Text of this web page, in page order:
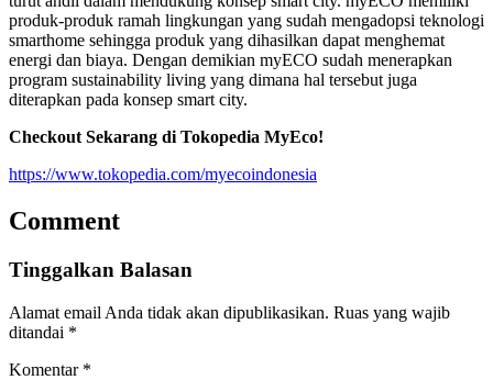
produk-produk ramah lingkungan yang sudah mengadopsi teknologi
smarthome sehingga produk yang dihasilkan dapat menghemat
energi dan biaya. Dengan demikian myECO sudah menerapkan
program sustainability living yang dimana hal tersebut juga
diterapkan pada konsep smart city.
Checkout Sekarang di Tokopedia MyEco!
https://www.tokopedia.com/myecoindonesia
Comment
Tinggalkan Balasan
Alamat email Anda tidak akan dipublikasikan. Ruas yang wajib
ditandai *
Komentar *